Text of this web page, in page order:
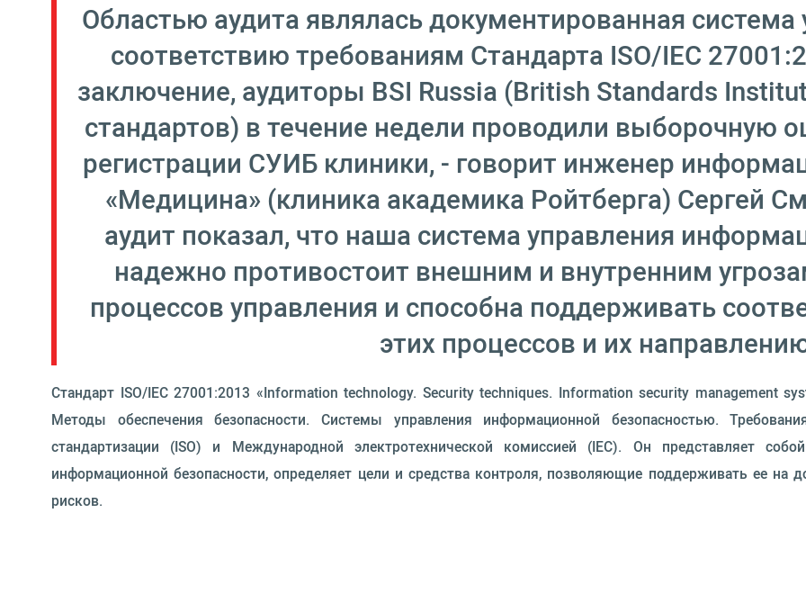
Областью аудита являлась документированная система
соответствию требованиям Стандарта ISO/IEC
заключение, аудиторы BSI Russia (British Standards
стандартов) в течение недели проводили выборочную
регистрации СУИБ клиники, - говорит инженер
«Медицина» (клиника академика Ройтберга) Сергей
аудит показал, что наша система управления
надежно противостоит внешним и внутренним
процессов управления и способна поддерживать
этих процессов и их
Стандарт ISO/IEC 27001:2013 «Information technology. Security techniques. Information security management
Методы обеспечения безопасности. Системы управления информационной безопасностью.
стандартизации (ISO) и Международной электротехнической комиссией (IEC). Он представляет
информационной безопасности, определяет цели и средства контроля, позволяющие поддерживать ее
рисков.